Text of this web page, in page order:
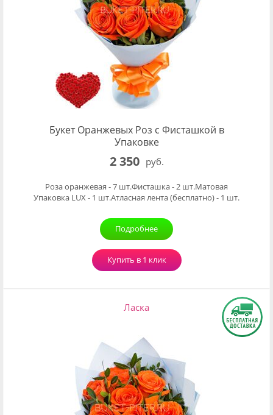
Букет Оранжевых Роз с Фисташкой в
Упаковке
2 350 руб.
Роза оранжевая - 7 шт.Фисташка - 2 шт.Матовая
Упаковка LUX - 1 шт.Атласная лента (бесплатно) - 1 шт.
Подробнее
Купить в 1 клик
Ласка